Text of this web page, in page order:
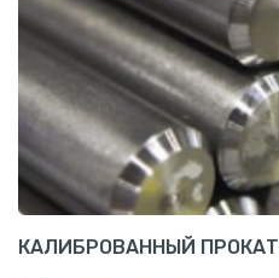
КАЛИБРОВАННЫЙ ПРОКАТ